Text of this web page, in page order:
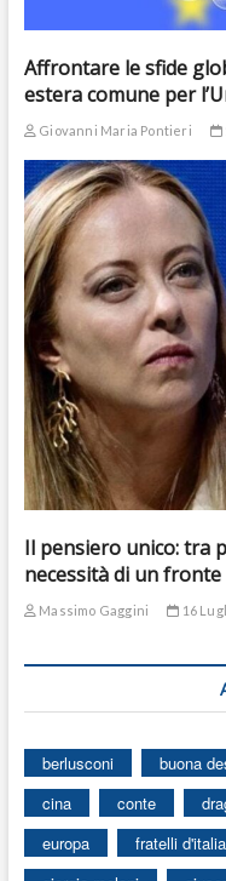
Affrontare le sfide
estera comune per
Giovanni Maria Pontieri
Il pensiero unico: tra
necessità di un
Massimo Gaggini 16
berlusconi buona
cina
conte
europa
fratelli d'italia